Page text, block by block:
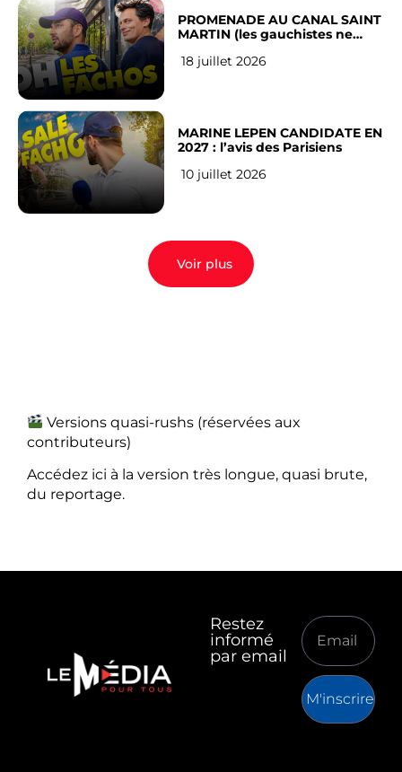
PROMENADE AU CANAL SAINT
MARTIN (les gauchistes ne
18 juillet 2026
MARINE LEPEN CANDIDATE EN
2027 : l’avis des Parisiens
10 juillet 2026
Voir plus
Versions quasi-rushs (réservées aux
contributeurs)
Accédez ici à la version très longue, quasi brute,
du reportage.
Restez
informé
par email
M'inscrire